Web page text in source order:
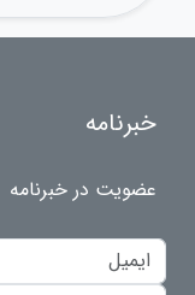
خبرنامه
عضویت در خبرنامه